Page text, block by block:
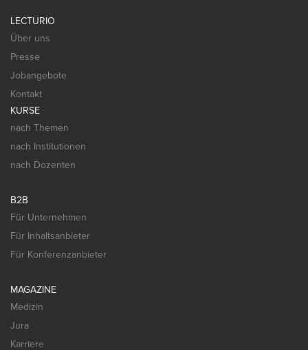
LECTURIO
Über uns
Presse
Jobangebote
Kontakt
KURSE
nach Themen
nach Institutionen
nach Dozenten
B2B
Für Unternehmen
Für Inhaltsanbieter
Für Konferenzanbieter
MAGAZINE
Medizin
Jura
Karriere